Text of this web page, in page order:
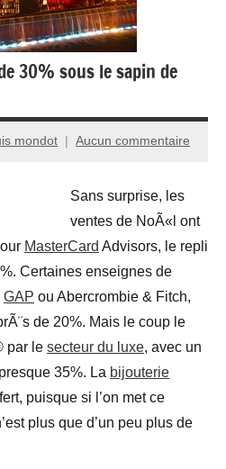
30% sous le sapin de
mondot Aucun commentaire
Sans surprise, les
ventes de NoÃ«l ont
MasterCard Advisors, le repli
Certaines enseignes de
GAP ou Abercrombie & Fitch,
de 20%. Mais le coup le
par le secteur du luxe, avec un
35%. La bijouterie
puisque si l’on met ce
plus que d’un peu plus de